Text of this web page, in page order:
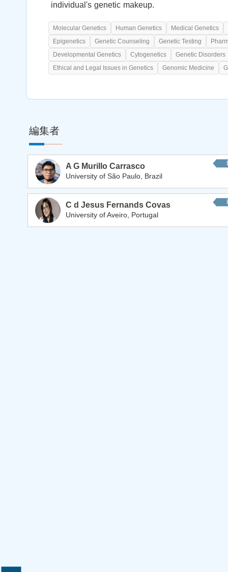
individual's genetic makeup.
Molecular Genetics Human Genetics Medical Genetics
Epigenetics
Genetic Counseling Genetic Testing
Developmental Genetics
Cytogenetics Genetic Disorders
Ethical and Legal Issues in Genetics
Genomic Medicine
編集者
A G Murillo Carrasco
University of São Paulo, Brazil
C d Jesus Fernands Covas
University of Aveiro, Portugal